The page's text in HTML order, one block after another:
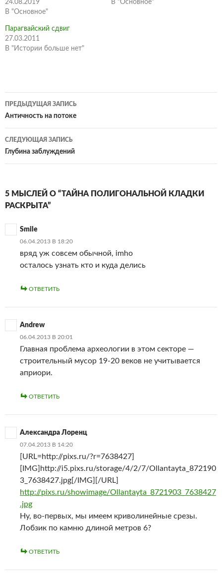
24.08.2019
В "Основное"
В "Основное"
Парагвайский сдвиг
27.03.2011
В "Истории больше нет"
Навигация
по
записям
ПРЕДЫДУЩАЯ ЗАПИСЬ
Античность на потоке
СЛЕДУЮЩАЯ ЗАПИСЬ
Глубина заблуждений
5 МЫСЛЕЙ О “ТАЙНА ПОЛИГОНАЛЬНОЙ КЛАДКИ
РАСКРЫТА”
Smile
06.04.2013 В 18:20
вряд уж совсем обычной, imho
осталось узнать кто и куда делись
ОТВЕТИТЬ
Andrew
06.04.2013 В 20:01
Главная проблема археологии в этом секторе —
строительный мусор 19-20 веков не учитывается
априори.
ОТВЕТИТЬ
Александра Лоренц
07.04.2013 В 14:20
[URL=http://pixs.ru/?r=7638427]
[IMG]http://i5.pixs.ru/storage/4/2/7/Ollantayta_872190
3_7638427.jpg[/IMG][/URL]
http://pixs.ru/showimage/Ollantayta_8721903_7638427
.jpg
Ну, во-первых, мы имеем криволинейные срезы.
Лобзик по камню длиной метров 6?
ОТВЕТИТЬ